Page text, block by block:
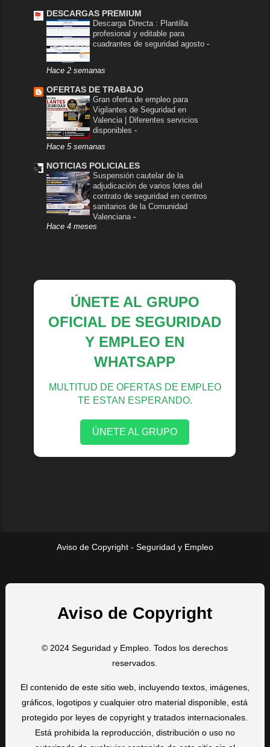
DESCARGAS PREMIUM
Descarga Directa : Plantilla
profesional y editable para
cuadrantes de seguridad agosto-
Hace 2 semanas
OFERTAS DE TRABAJO
Gran oferta de empleo para
Vigilantes de Seguridad en
Valencia | Diferentes servicios
disponibles-
Hace 5 semanas
NOTICIAS POLICIALES
Suspensión cautelar de la
adjudicación de varios lotes del
contrato de seguridad en centros
sanitarios de la Comunidad
Valenciana-
Hace 4 meses
ÚNETE AL GRUPO
OFICIAL DE SEGURIDAD
Y EMPLEO EN
WHATSAPP
MULTITUD DE OFERTAS DE EMPLEO
TE ESTAN ESPERANDO.
ÚNETE AL GRUPO
Aviso de Copyright - Seguridad y Empleo
Aviso de Copyright
© 2024 Seguridad y Empleo. Todos los derechos
reservados.
El contenido de este sitio web, incluyendo textos, imágenes,
gráficos, logotipos y cualquier otro material disponible, está
protegido por leyes de copyright y tratados internacionales.
Está prohibida la reproducción, distribución o uso no